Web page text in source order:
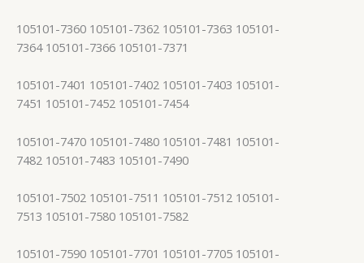
105101-7360 105101-7362 105101-7363 105101-
7364 105101-7366 105101-7371
105101-7401 105101-7402 105101-7403 105101-
7451 105101-7452 105101-7454
105101-7470 105101-7480 105101-7481 105101-
7482 105101-7483 105101-7490
105101-7502 105101-7511 105101-7512 105101-
7513 105101-7580 105101-7582
105101-7590 105101-7701 105101-7705 105101-